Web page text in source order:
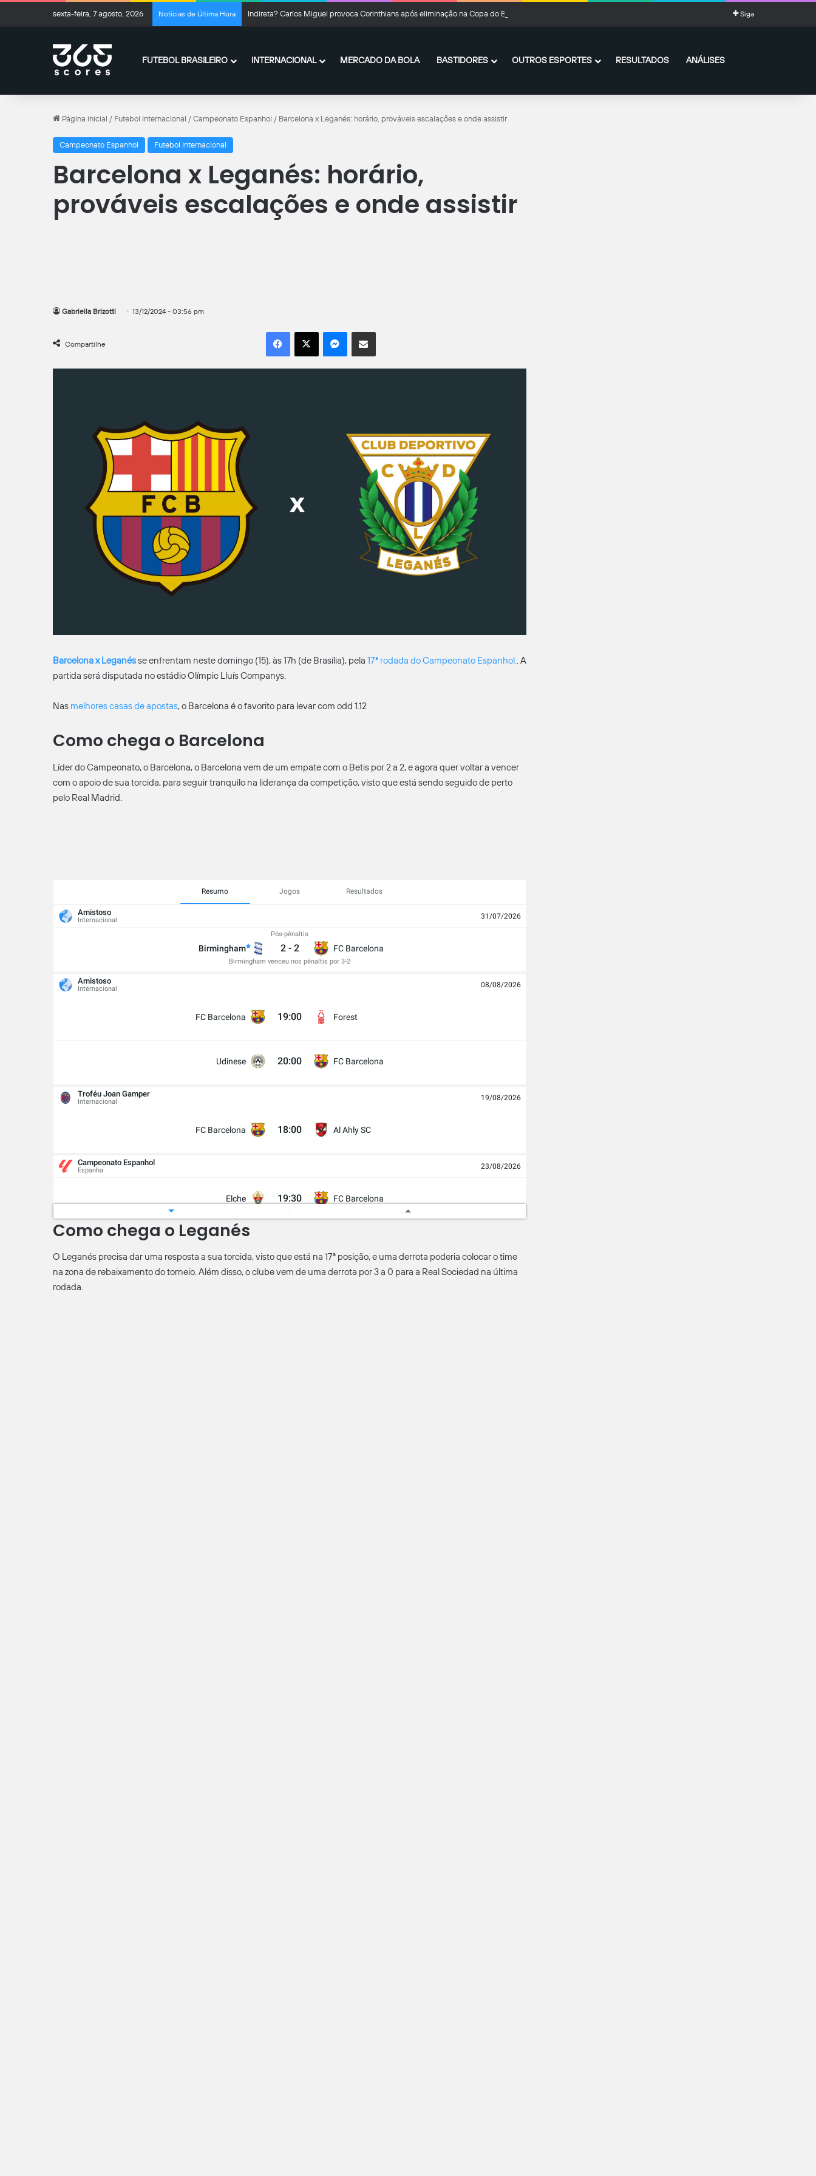
sexta-feira, 7 agosto, 2026 Notícias de Última Hora Indireta? Carlos Miguel provoca Corinthians após eliminação na Copa do Brasil Siga
FUTEBOL BRASILEIRO INTERNACIONAL MERCADO DA BOLA BASTIDORES OUTROS ESPORTES RESULTADOS ANÁLISES
Página inicial / Futebol Internacional / Campeonato Espanhol / Barcelona x Leganés: horário, prováveis escalações e onde assistir
Campeonato Espanhol Futebol Internacional
Barcelona x Leganés: horário,
prováveis escalações e onde assistir
Gabriella Brizotti 13/12/2024 - 03:56 pm
Compartilhe
Facebook
X MessengerCompartilhar por e-mail
Barcelona x Leganésse enfrentam neste domingo (15), às 17h (de Brasília), pela 17ª rodada do Campeonato Espanhol.. A
partida será disputada no estádio Olímpic Lluís Companys.
Nas melhores casas de apostas, o Barcelona é o favorito para levar com odd 1.12
Como chega o Barcelona
Líder do Campeonato, o Barcelona, o Barcelona vem de um empate com o Betis por 2 a 2, e agora quer voltar a vencer
com o apoio de sua torcida, para seguir tranquilo na liderança da competição, visto que está sendo seguido de perto
pelo Real Madrid.
Resumo Jogos Resultados
Amistoso
Internacional 31/07/2026
Birmingham
Pós-pênaltis
2 - 2
Birmingham venceu nos pênaltis por 3-2
FC Barcelona
Amistoso
Internacional 08/08/2026
FC Barcelona 19:00 Forest
Udinese 20:00 FC Barcelona
Troféu Joan Gamper
Internacional 19/08/2026
FC Barcelona 18:00 Al Ahly SC
Campeonato Espanhol
Espanha 23/08/2026
Elche 19:30 FC Barcelona
Campeonato Espanhol
Espanha
FC Barcelona 19:00 Ath. Bilbao
Como chega o Leganés
O Leganés precisa dar uma resposta a sua torcida, visto que está na 17ª posição, e uma derrota poderia colocar o time
na zona de rebaixamento do torneio. Além disso, o clube vem de uma derrota por 3 a 0 para a Real Sociedad na última
rodada.